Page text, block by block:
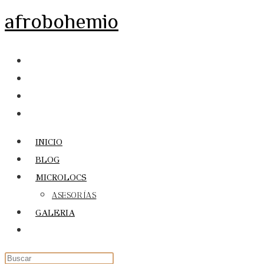
al
afrobohemio
INICIO
BLOG
MICROLOCS
ASESORÍAS
GALERIA